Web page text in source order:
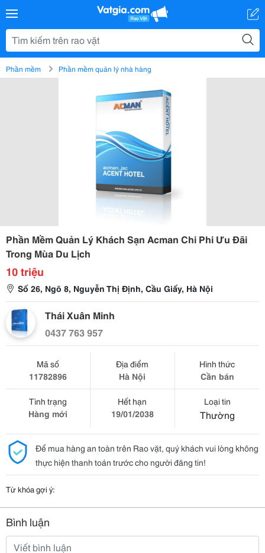
Phần mềm Phần mềm quản lý nhà hàng
Phần Mềm Quản Lý Khách Sạn Acman Chi Phi Ưu Đãi
Trong Mùa Du Lịch
10 triệu
Số 26, Ngõ 8, Nguyễn Thị Định, Cầu Giấy, Hà Nội
Thái Xuân Minh
0437 763 957
Mã số
11782896
Địa điểm
Hà Nội
Hình thức
Cần bán
Tình trạng
Hàng mới
Hết hạn
19/01/2038
Loại tin
Thường
Để mua hàng an toàn trên Rao vặt, quý khách vui lòng không
thực hiện thanh toán trước cho người đăng tin!
Từ khóa gợi ý:
Bình luận